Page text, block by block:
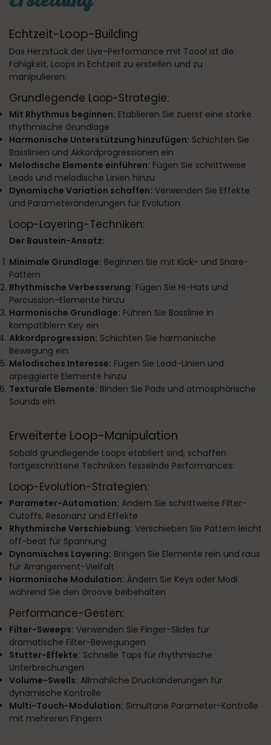
Echtzeit-Loop-Building
Das Herzstück der Live-Performance mit Toool ist die
Fähigkeit, Loops in Echtzeit zu erstellen und zu
manipulieren:
Grundlegende Loop-Strategie:
Mit Rhythmus beginnen: Etablieren Sie zuerst eine starke
rhythmische Grundlage
Harmonische Unterstützung hinzufügen: Schichten Sie
Basslinien und Akkordprogressionen ein
Melodische Elemente einführen: Fügen Sie schrittweise
Leads und melodische Linien hinzu
Dynamische Variation schaffen: Verwenden Sie Effekte
und Parameteränderungen für Evolution
Loop-Layering-Techniken:
Der Baustein-Ansatz:
Minimale Grundlage: Beginnen Sie mit Kick- und Snare-
Pattern
Rhythmische Verbesserung: Fügen Sie Hi-Hats und
Percussion-Elemente hinzu
Harmonische Grundlage: Führen Sie Basslinie in
kompatiblem Key ein
Akkordprogression: Schichten Sie harmonische
Bewegung ein
Melodisches Interesse: Fügen Sie Lead-Linien und
arpeggierte Elemente hinzu
Texturale Elemente: Binden Sie Pads und atmosphärische
Sounds ein
Erweiterte Loop-Manipulation
Sobald grundlegende Loops etabliert sind, schaffen
fortgeschrittene Techniken fesselnde Performances:
Loop-Evolution-Strategien:
Parameter-Automation: Ändern Sie schrittweise Filter-
Cutoffs, Resonanz und Effekte
Rhythmische Verschiebung: Verschieben Sie Pattern leicht
off-beat für Spannung
Dynamisches Layering: Bringen Sie Elemente rein und raus
für Arrangement-Vielfalt
Harmonische Modulation: Ändern Sie Keys oder Modi
während Sie den Groove beibehalten
Performance-Gesten:
Filter-Sweeps: Verwenden Sie Finger-Slides für
dramatische Filter-Bewegungen
Stutter-Effekte: Schnelle Taps für rhythmische
Unterbrechungen
Volume-Swells: Allmähliche Druckänderungen für
dynamische Kontrolle
Multi-Touch-Modulation: Simultane Parameter-Kontrolle
mit mehreren Fingern